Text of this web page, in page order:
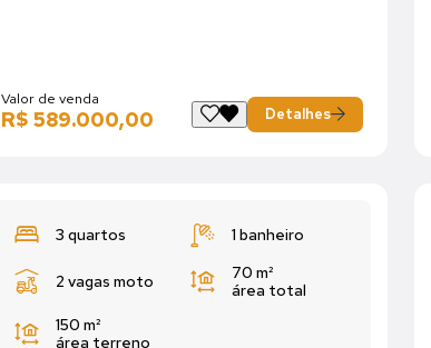
Valor de venda
R$ 589.000,00 Detalhes
3 quartos 1 banheiro
2 vagas moto
70 m²
área total
150 m²
área terreno